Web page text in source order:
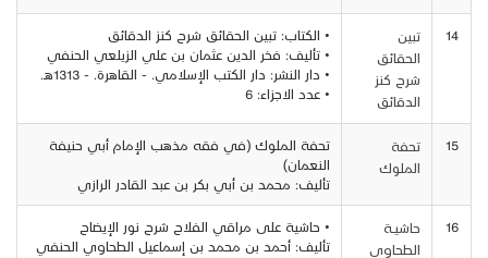
14
تبين
الحقائق
شرح كنز
الدقائق
• الكتاب: تبين الحقائق شرح كنز الدقائق
• تأليف: فخر الدين عثمان بن علي الزيلعي الحنفي
• دار النشر: دار الكتب الإسلامي. - القاهرة. - 1313هـ.
• عدد الاجزاء: 6
15
تحفة
الملوك
تحفة الملوك (في فقه مذهب الإمام أبي حنيفة
النعمان)
تأليف: محمد بن أبي بكر بن عبد القادر الرازي
16
حاشيــة
الطحاوي
• حاشية على مراقي الفلاح شرح نور الإيضاح
تأليف: أحمد بن محمد بن إسماعيل الطحاوي الحنفي